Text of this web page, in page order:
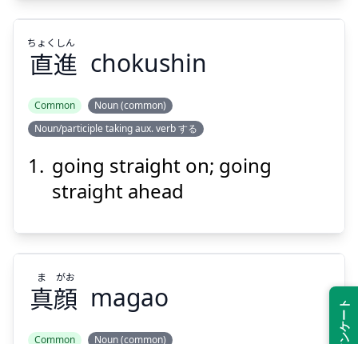
直
進
Suspend
直進
ちょく しん
chokushin
Common
Noun (common)
Noun/participle taking aux. verb する
going straight on; going
straight ahead
真顔
ま がお
magao
Common Noun (common)